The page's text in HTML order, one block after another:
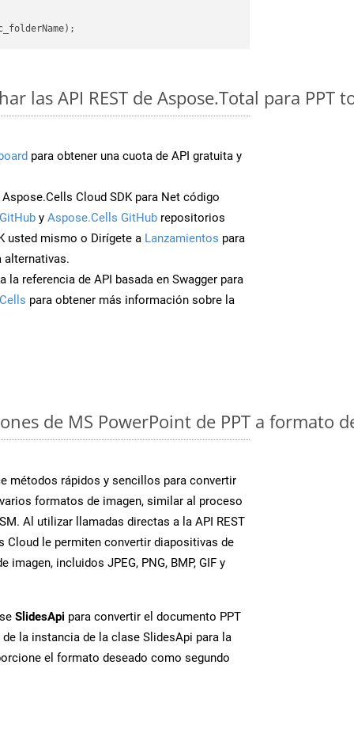
las API REST de Aspose.Total para PPT
para obtener una cuota de API gratuita y
Cloud SDK para Net código
y Aspose.Cells GitHub repositorios
usted mismo o Dirígete a Lanzamientos para
alternativas.
la referencia de API basada en Swagger para
para obtener más información sobre la
de MS PowerPoint de PPT a formato
métodos rápidos y sencillos para convertir
formatos de imagen, similar al proceso
Al utilizar llamadas directas a la API REST
Cloud le permiten convertir diapositivas de
incluidos JPEG, PNG, BMP, GIF y
SlidesApi para convertir el documento PPT
de la instancia de la clase SlidesApi para la
el formato deseado como segundo